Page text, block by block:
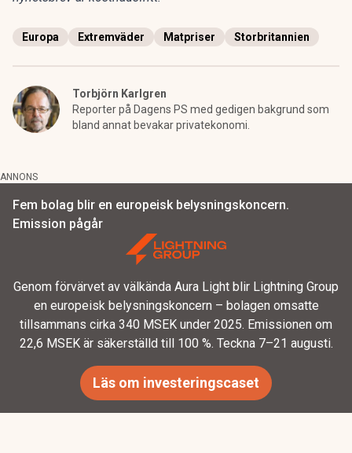
Europa Extremväder Matpriser Storbritannien
Torbjörn Karlgren
Reporter på Dagens PS med gedigen bakgrund som
bland annat bevakar privatekonomi.
ANNONS
Fem bolag blir en europeisk belysningskoncern.
Emission pågår
Genom förvärvet av välkända Aura Light blir Lightning Group
en europeisk belysningskoncern – bolagen omsatte
tillsammans cirka 340 MSEK under 2025. Emissionen om
22,6 MSEK är säkerställd till 100 %. Teckna 7–21 augusti.
Läs om investeringscaset